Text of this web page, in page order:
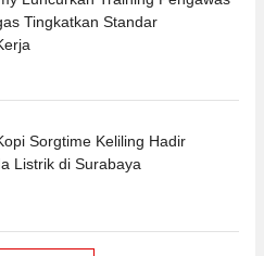
Tingkatkan Standar
Sorgtime Keliling Hadir
Listrik di Surabaya